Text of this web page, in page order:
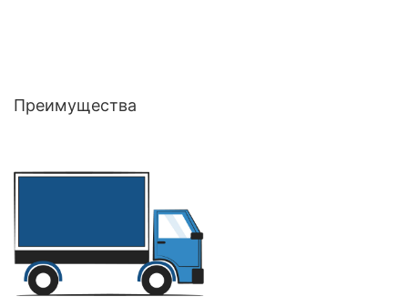
Преимущества